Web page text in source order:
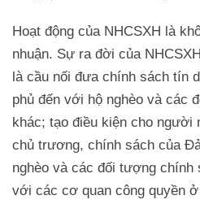
Hoạt động của NHCSXH là
nhuận. Sự ra đời của
là cầu nối đưa chính sách tín
phủ đến với hộ nghèo và các
khác; tạo điều kiện cho người
chủ trương, chính sách của
nghèo và các đối tượng chính
với các cơ quan công quyền